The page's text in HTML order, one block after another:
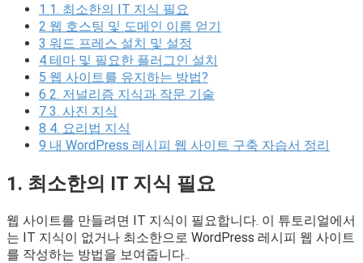
1 1. 최소한의 IT 지식 필요
2 웹 호스팅 및 도메인 이름 얻기
3 워드 프레스 설치 및 설정
4 테마 및 필요한 플러그인 설치
5 웹 사이트를 유지하는 방법?
6 2. 저널리즘 지식과 작문 기술
7 3. 사진 지식
8 4. 요리법 지식
9 내 WordPress 레시피 웹 사이트 구축 자습서 정리
1. 최소한의 IT 지식 필요
웹 사이트를 만들려면 IT 지식이 필요합니다. 이 튜토리얼에서
는 IT 지식이 없거나 최소한으로 WordPress 레시피 웹 사이트
를 작성하는 방법을 보여줍니다..